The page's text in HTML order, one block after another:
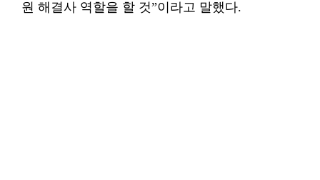
원 해결사 역할을 할 것”이라고 말했다.